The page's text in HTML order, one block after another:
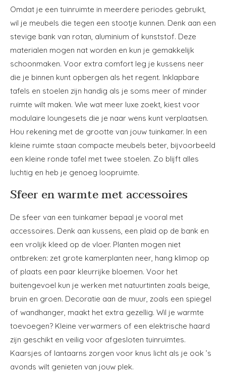
Omdat je een tuinruimte in meerdere periodes gebruikt,
wil je meubels die tegen een stootje kunnen. Denk aan een
stevige bank van rotan, aluminium of kunststof. Deze
materialen mogen nat worden en kun je gemakkelijk
schoonmaken. Voor extra comfort leg je kussens neer
die je binnen kunt opbergen als het regent. Inklapbare
tafels en stoelen zijn handig als je soms meer of minder
ruimte wilt maken. Wie wat meer luxe zoekt, kiest voor
modulaire loungesets die je naar wens kunt verplaatsen.
Hou rekening met de grootte van jouw tuinkamer. In een
kleine ruimte staan compacte meubels beter, bijvoorbeeld
een kleine ronde tafel met twee stoelen. Zo blijft alles
luchtig en heb je genoeg loopruimte.
Sfeer en warmte met accessoires
De sfeer van een tuinkamer bepaal je vooral met
accessoires. Denk aan kussens, een plaid op de bank en
een vrolijk kleed op de vloer. Planten mogen niet
ontbreken: zet grote kamerplanten neer, hang klimop op
of plaats een paar kleurrijke bloemen. Voor het
buitengevoel kun je werken met natuurtinten zoals beige,
bruin en groen. Decoratie aan de muur, zoals een spiegel
of wandhanger, maakt het extra gezellig. Wil je warmte
toevoegen? Kleine verwarmers of een elektrische haard
zijn geschikt en veilig voor afgesloten tuinruimtes.
Kaarsjes of lantaarns zorgen voor knus licht als je ook ’s
avonds wilt genieten van jouw plek.